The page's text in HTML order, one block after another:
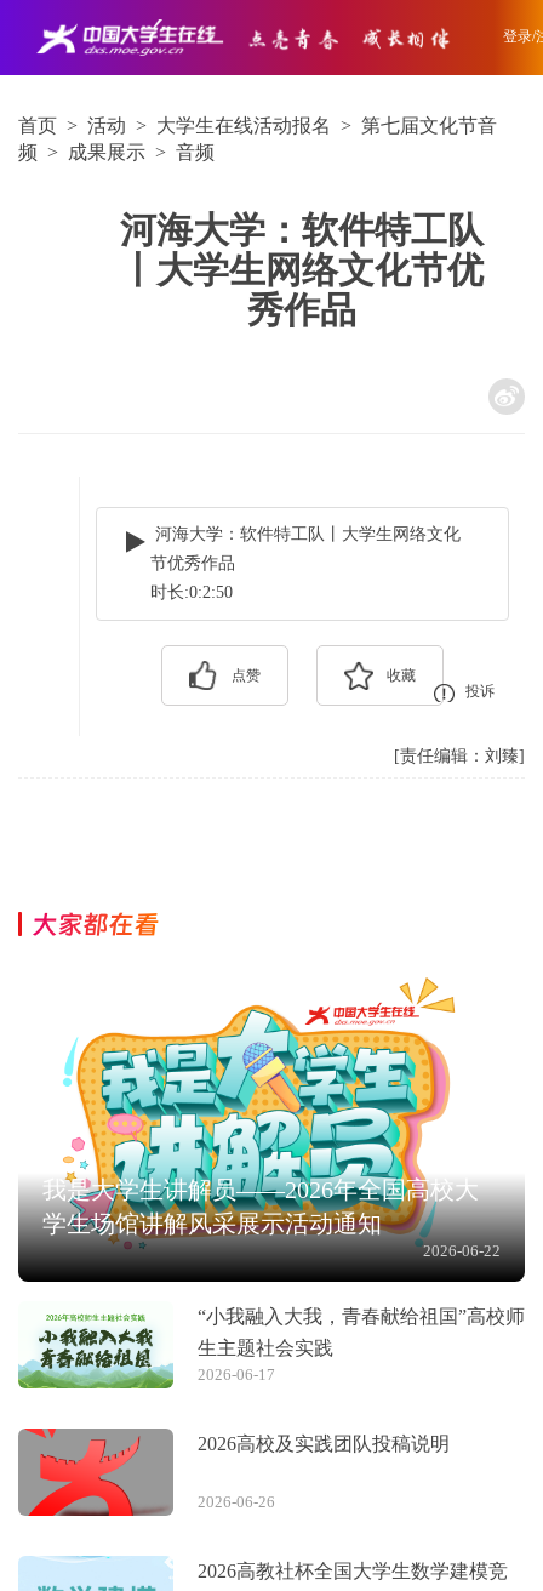
登录/
首页 > 活动 > 大学生在线活动报名 > 第七届文化节音
频 > 成果展示 > 音频
河海大学：软件特工队
丨大学生网络文化节优
秀作品
河海大学：软件特工队丨大学生网络文化
节优秀作品
时长:0:2:50
点赞
收藏
投诉
[责任编辑：刘臻]
大家都在看
我是大学生讲解员——2026年全国高校大
学生场馆讲解风采展示活动通知
2026-06-22
“小我融入大我，青春献给祖国”高校师
生主题社会实践
2026-06-17
2026高校及实践团队投稿说明
2026-06-26
2026高教社杯全国大学生数学建模竞